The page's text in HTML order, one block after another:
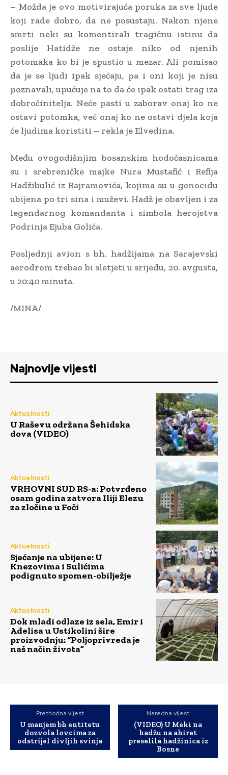
– Možda je ovo motivirajuća poruka za sve ljude
koji rade dobro, da ne posustaju. Nakon njene
smrti neki su komentirali tragičnu istinu da
poslije Hatidže ne ostaje niko od njenih
potomaka ko bi je spustio u mezar. Ali pomisao
da je se ljudi ipak sjećaju, pa i oni koji je nisu
poznavali, upućuje na to da će ipak ostati trag iza
dobročinitelja. Neće pasti u zaborav onaj ko ne
ostavi potomka, već onaj ko ne ostavi djela koja
će ljudima koristiti – rekla je Elvedina.
Među ovogodišnjim bosanskim hodočasnicama
su i srebreničke majke Nura Mustafić i Refija
Hadžibulić iz Bajramovića, kojima su u genocidu
ubijena po tri sina i muževi. Hadž je obavljen i za
legendarnog komandanta i simbola herojstva
Podrinja Ejuba Golića.
Posljednji avion s bh. hadžijama na Sarajevski
aerodrom trebao bi sletjeti u srijedu, 20. avgusta,
u 20:40 minuta.
/MINA/
Najnovije vijesti
Aktuelnosti
U Raševu održana Šehidska
dova (VIDEO)
Aktuelnosti
VRHOVNI SUD RS-a: Potvrđeno
osam godina zatvora Iliji Elezu
za zločine u Foči
Aktuelnosti
Sjećanje na ubijene: U
Knezovima i Sulićima
podignuto spomen-obilježje
Aktuelnosti
Dok mladi odlaze iz sela, Emir i
Adelisa u Ustikolini šire
proizvodnju: “Poljoprivreda je
naš način života”
Prethodna vijest
U manjem bh entitetu
dozvola lovcima za
odstrijel divljih svinja
Naredna vijest
(VIDEO) U Meki na
hadžu na ahiret
preselila hadžinica iz
Bosne